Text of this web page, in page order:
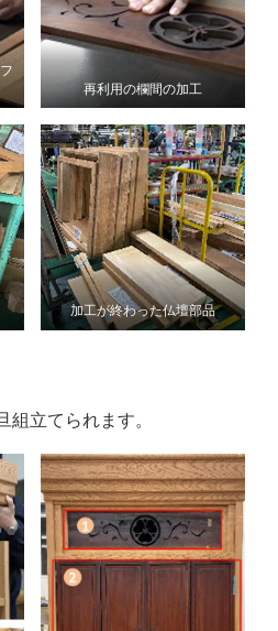
再利用の欄間の加工
加工が終わった仏壇部品
組立てられます。